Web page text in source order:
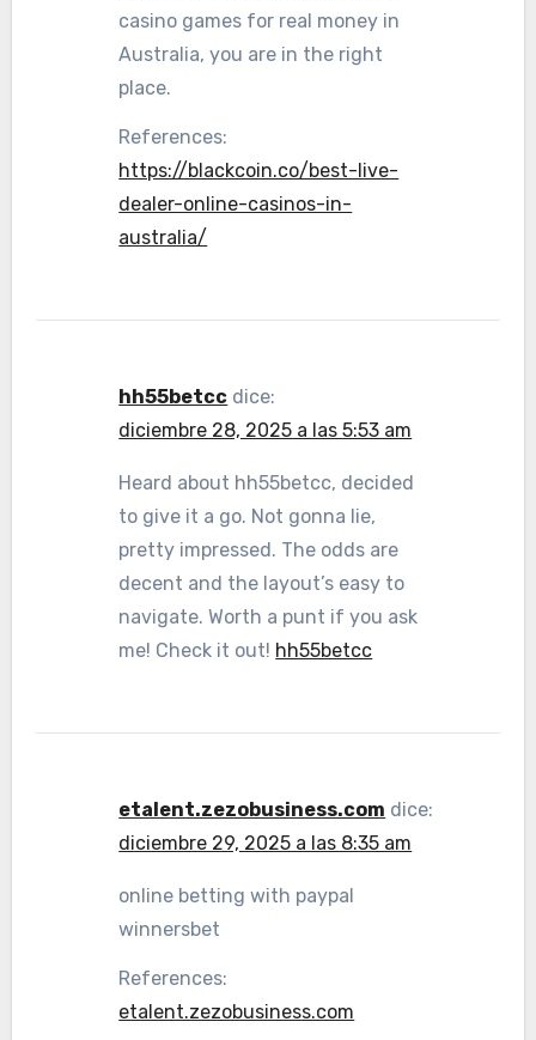
casino games for real money in
Australia, you are in the right
place.
References:
https://blackcoin.co/best-live-
dealer-online-casinos-in-
australia/
hh55betcc dice:
diciembre 28, 2025 a las 5:53 am
Heard about hh55betcc, decided
to give it a go. Not gonna lie,
pretty impressed. The odds are
decent and the layout’s easy to
navigate. Worth a punt if you ask
me! Check it out! hh55betcc
etalent.zezobusiness.com dice:
diciembre 29, 2025 a las 8:35 am
online betting with paypal
winnersbet
References:
etalent.zezobusiness.com